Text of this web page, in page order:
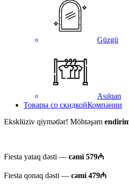
Güzgü
Asılqan
Товары со скидкойКомпании
Eksklüziv qiymətlər! Möhtəşəm
Fiesta yataq dəsti — cəmi 579₼
Fiesta qonaq dəsti — cəmi 479₼